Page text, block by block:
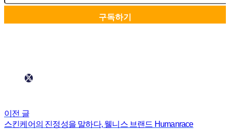
이전 글
스킨케어의 진정성을 말하다, 웰니스 브랜드 Humanrace